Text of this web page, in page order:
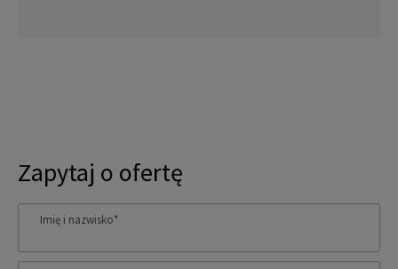
Zapytaj o ofertę
Imię i nazwisko*